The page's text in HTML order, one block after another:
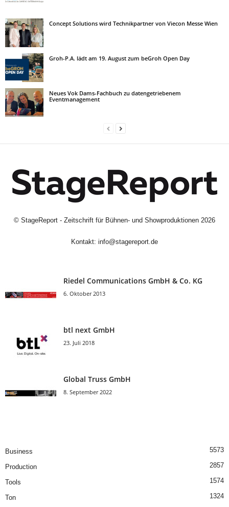
Concept Solutions wird Technikpartner von Viecon Messe Wien
Groh-P.A. lädt am 19. August zum beGroh Open Day
Neues Vok Dams-Fachbuch zu datengetriebenem
Eventmanagement
© StageReport - Zeitschrift für Bühnen- und Showproduktionen 2026
Kontakt: info@stagereport.de
Riedel Communica­tions GmbH & Co. KG
6. Oktober 2013
btl next GmbH
23. Juli 2018
Global Truss GmbH
8. September 2022
Business 5573
Production 2857
Tools 1574
Ton 1324